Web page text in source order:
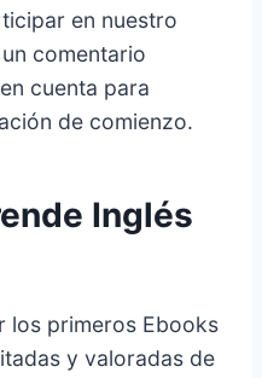
en nuestro
comentario
cuenta para
de comienzo.
Inglés
los primeros Ebooks
y valoradas de